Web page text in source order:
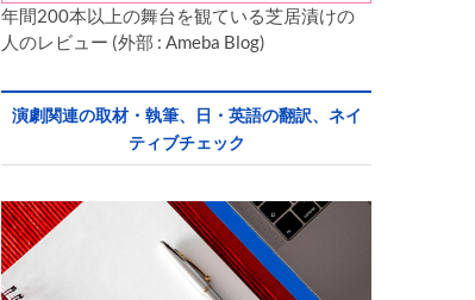
年間200本以上の舞台を観ている芝居漬けの
人のレビュー (外部 : Ameba Blog)
演劇関連の取材・執筆、日・英語の翻訳、ネイ
ティブチェック